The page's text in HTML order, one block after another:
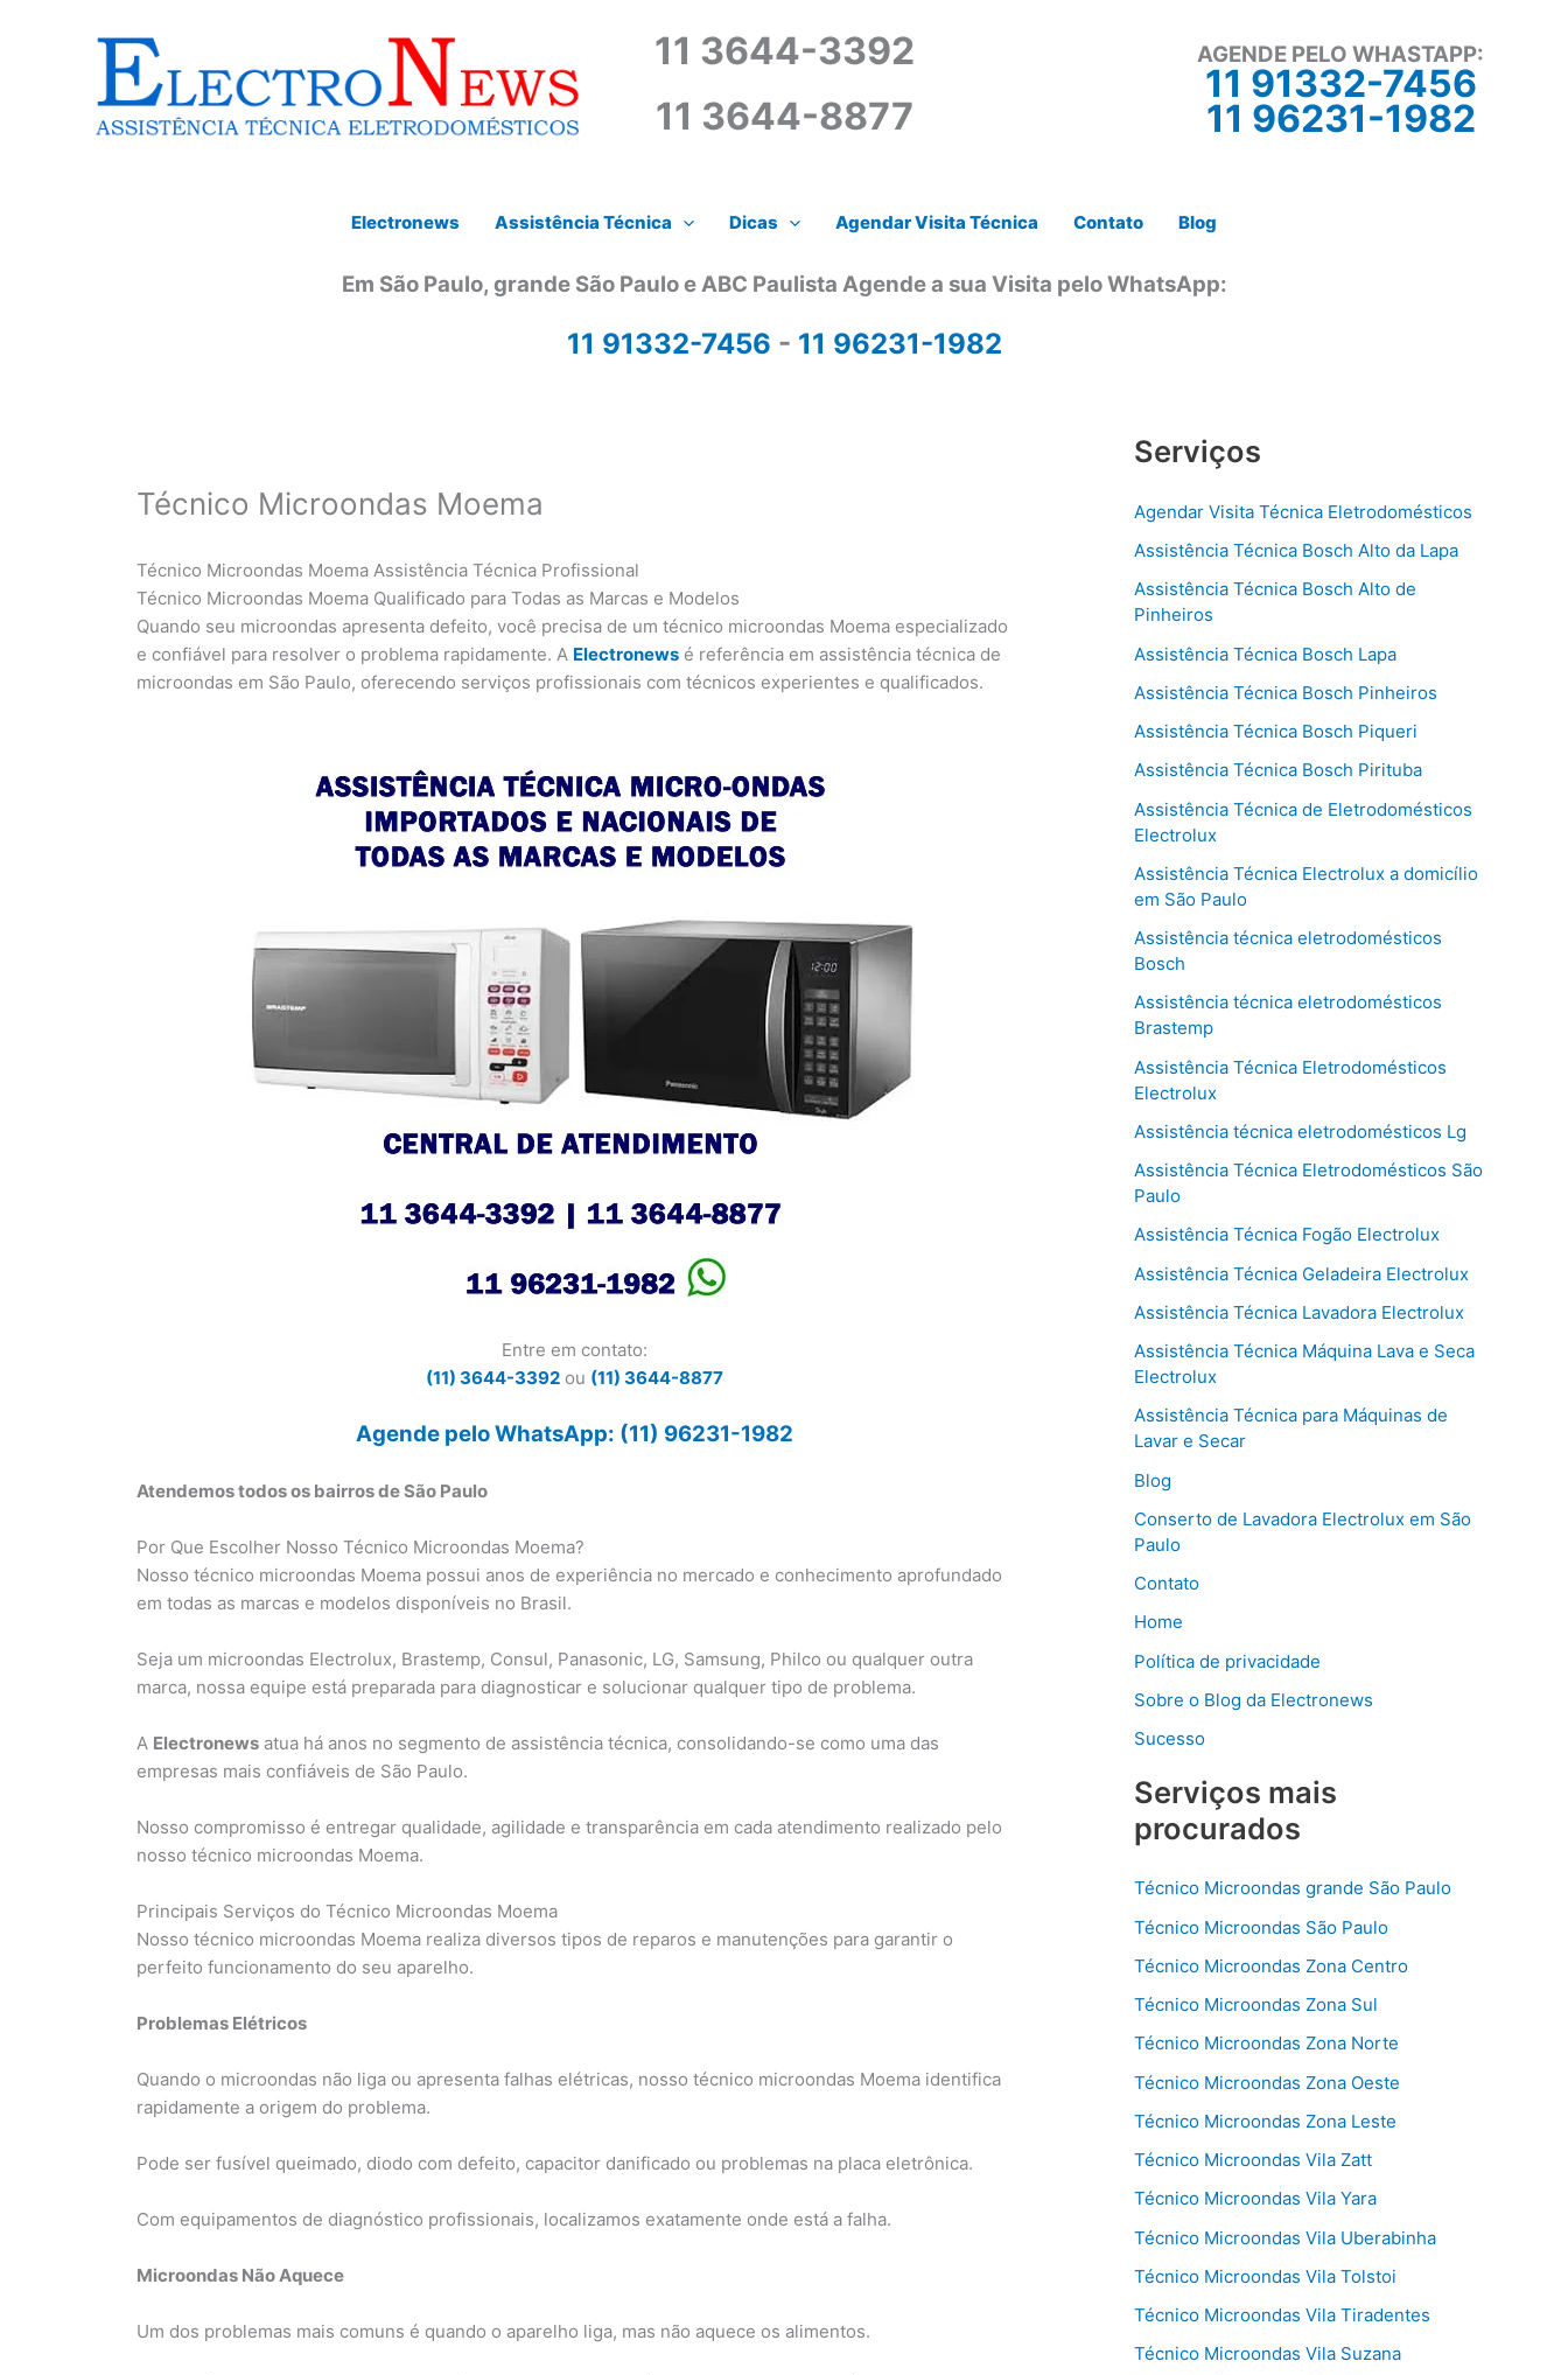
11 3644-3392
11 3644-8877
AGENDE PELO WHASTAPP:
11 91332-7456
11 96231-1982
Electronews Assistência Técnica Dicas Agendar Visita Técnica Contato Blog
Em São Paulo, grande São Paulo e ABC Paulista Agende a sua Visita pelo WhatsApp:
11 91332-7456 - 11 96231-1982
Técnico Microondas Moema
Técnico Microondas Moema Assistência Técnica Profissional
Técnico Microondas Moema Qualificado para Todas as Marcas e Modelos
Quando seu microondas apresenta defeito, você precisa de um técnico microondas Moema especializado
e confiável para resolver o problema rapidamente. A Electronews é referência em assistência técnica de
microondas em São Paulo, oferecendo serviços profissionais com técnicos experientes e qualificados.
Entre em contato:
(11) 3644-3392ou (11) 3644-8877
Agende pelo WhatsApp: (11) 96231-1982
Atendemos todos os bairros de São Paulo
Por Que Escolher Nosso Técnico Microondas Moema?
Nosso técnico microondas Moema possui anos de experiência no mercado e conhecimento aprofundado
em todas as marcas e modelos disponíveis no Brasil.
Seja um microondas Electrolux, Brastemp, Consul, Panasonic, LG, Samsung, Philco ou qualquer outra
marca, nossa equipe está preparada para diagnosticar e solucionar qualquer tipo de problema.
A Electronews atua há anos no segmento de assistência técnica, consolidando-se como uma das
empresas mais confiáveis de São Paulo.
Nosso compromisso é entregar qualidade, agilidade e transparência em cada atendimento realizado pelo
nosso técnico microondas Moema.
Principais Serviços do Técnico Microondas Moema
Nosso técnico microondas Moema realiza diversos tipos de reparos e manutenções para garantir o
perfeito funcionamento do seu aparelho.
Problemas Elétricos
Quando o microondas não liga ou apresenta falhas elétricas, nosso técnico microondas Moema identifica
rapidamente a origem do problema.
Pode ser fusível queimado, diodo com defeito, capacitor danificado ou problemas na placa eletrônica.
Com equipamentos de diagnóstico profissionais, localizamos exatamente onde está a falha.
Microondas Não Aquece
Um dos problemas mais comuns é quando o aparelho liga, mas não aquece os alimentos.
Serviços
Agendar Visita Técnica Eletrodomésticos
Assistência Técnica Bosch Alto da Lapa
Assistência Técnica Bosch Alto de
Pinheiros
Assistência Técnica Bosch Lapa
Assistência Técnica Bosch Pinheiros
Assistência Técnica Bosch Piqueri
Assistência Técnica Bosch Pirituba
Assistência Técnica de Eletrodomésticos
Electrolux
Assistência Técnica Electrolux a domicílio
em São Paulo
Assistência técnica eletrodomésticos
Bosch
Assistência técnica eletrodomésticos
Brastemp
Assistência Técnica Eletrodomésticos
Electrolux
Assistência técnica eletrodomésticos Lg
Assistência Técnica Eletrodomésticos São
Paulo
Assistência Técnica Fogão Electrolux
Assistência Técnica Geladeira Electrolux
Assistência Técnica Lavadora Electrolux
Assistência Técnica Máquina Lava e Seca
Electrolux
Assistência Técnica para Máquinas de
Lavar e Secar
Blog
Conserto de Lavadora Electrolux em São
Paulo
Contato
Home
Política de privacidade
Sobre o Blog da Electronews
Sucesso
Serviços mais
procurados
Técnico Microondas grande São Paulo
Técnico Microondas São Paulo
Técnico Microondas Zona Centro
Técnico Microondas Zona Sul
Técnico Microondas Zona Norte
Técnico Microondas Zona Oeste
Técnico Microondas Zona Leste
Técnico Microondas Vila Zatt
Técnico Microondas Vila Yara
Técnico Microondas Vila Uberabinha
Técnico Microondas Vila Tolstoi
Técnico Microondas Vila Tiradentes
Técnico Microondas Vila Suzana